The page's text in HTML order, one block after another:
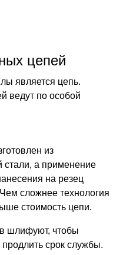
цепей
является цепь.
ведут по особой
из
стали, а применение
на резец
сложнее технология
стоимость цепи.
шлифуют, чтобы
срок службы.